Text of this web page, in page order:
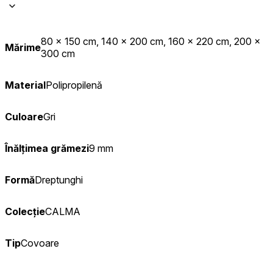
Mărime80 x 150 cm, 140 x 200 cm, 160 x 220 cm, 200 x
300 cm
MaterialPolipropilenă
CuloareGri
Înălțimea grămezi9 mm
FormăDreptunghi
ColecțieCALMA
TipCovoare